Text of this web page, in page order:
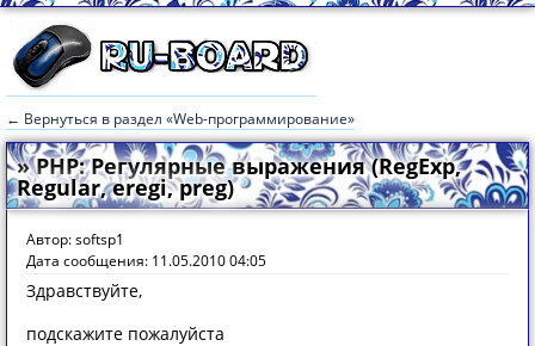
← Вернуться в раздел «Web-программирование»
» PHP: Регулярные выражения (RegExp,
Regular, eregi, preg)
Автор: softsp1
Дата сообщения: 11.05.2010 04:05
Здравствуйте,
подскажите пожалуйста